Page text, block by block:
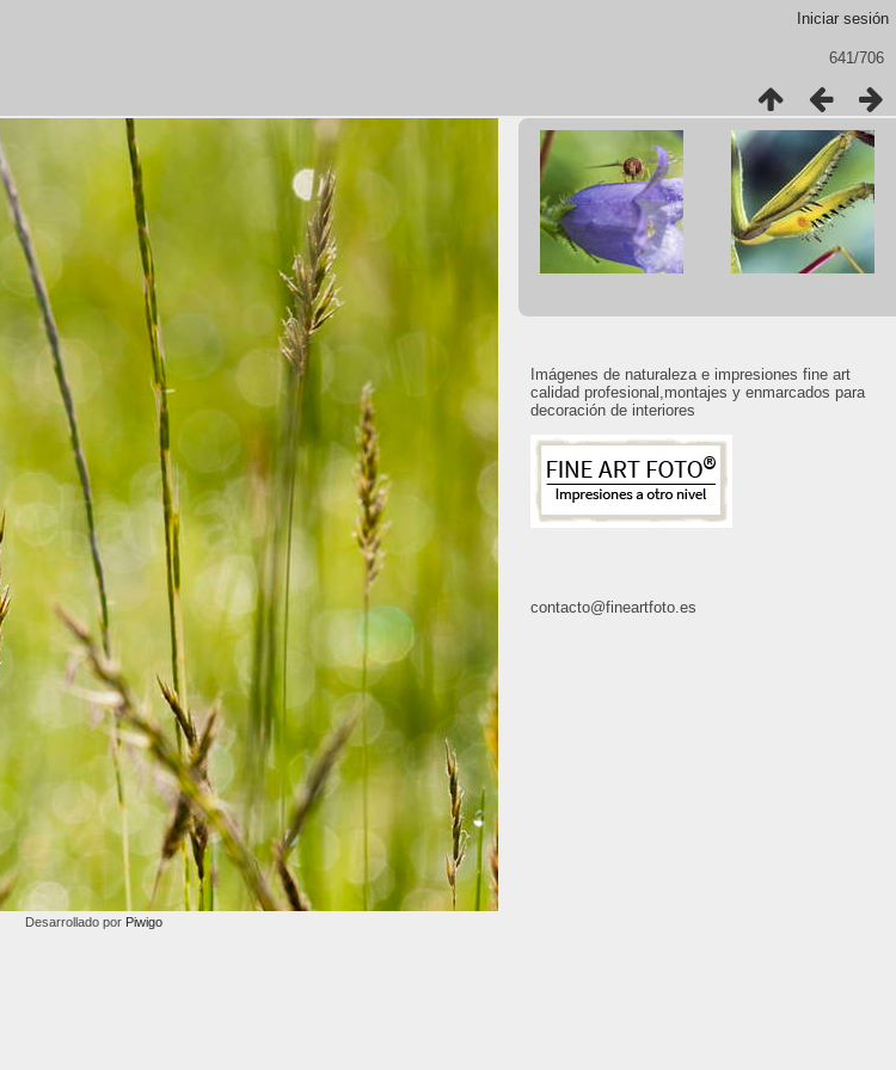
Iniciar sesión
641/706
Imágenes de naturaleza e impresiones fine art
calidad profesional,montajes y enmarcados para
decoración de interiores
contacto@fineartfoto.es
Desarrollado por Piwigo